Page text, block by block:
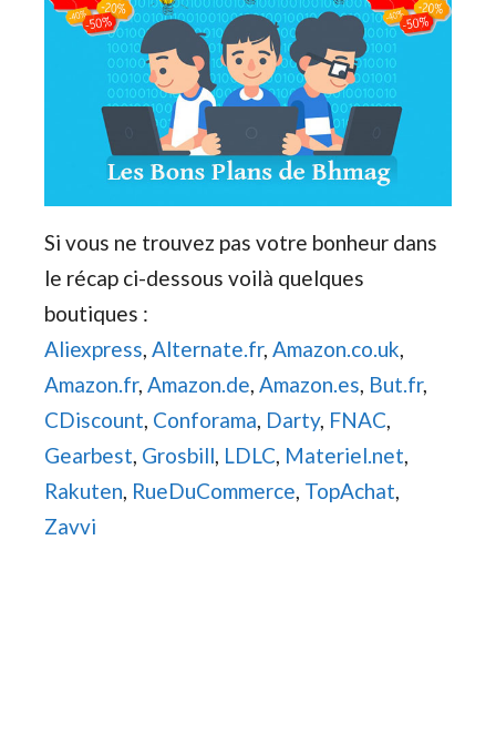
Si vous ne trouvez pas votre bonheur dans
le récap ci-dessous voilà quelques
boutiques :
Aliexpress Alternate.fr, Amazon.co.uk
Amazon.fr, Amazon.de Amazon.es But.fr,
CDiscount Conforama Darty, FNAC
Gearbest Grosbill LDLC Materiel.net
Rakuten RueDuCommerce TopAchat
Zavvi